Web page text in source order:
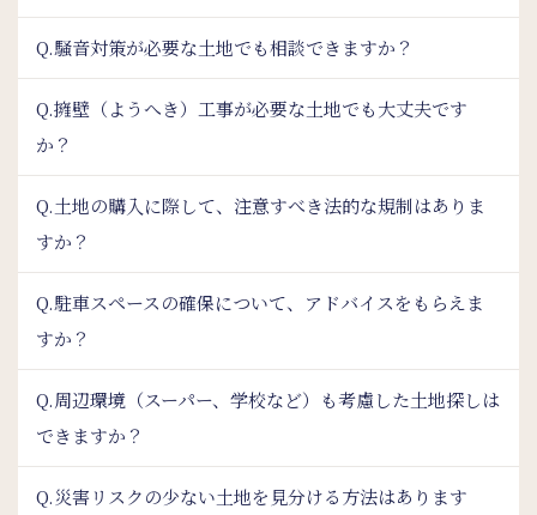
Q.騒音対策が必要な土地でも相談できますか？
Q.擁壁（ようへき）工事が必要な土地でも大丈夫です
か？
Q.土地の購入に際して、注意すべき法的な規制はありま
すか？
Q.駐車スペースの確保について、アドバイスをもらえま
すか？
Q.周辺環境（スーパー、学校など）も考慮した土地探しは
できますか？
Q.災害リスクの少ない土地を見分ける方法はあります